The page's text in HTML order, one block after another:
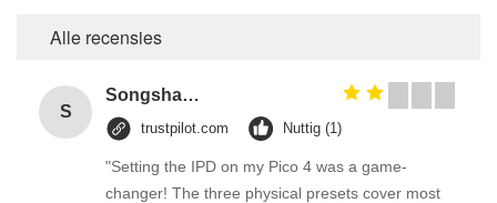
Alle recensies
S
Songshang
trustpilot.com Nuttig (1)
"Setting the IPD on my Pico 4 was a game-
changer! The three physical presets cover most